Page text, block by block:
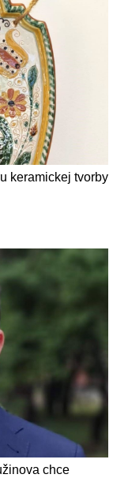
keramickej tvorby
chce